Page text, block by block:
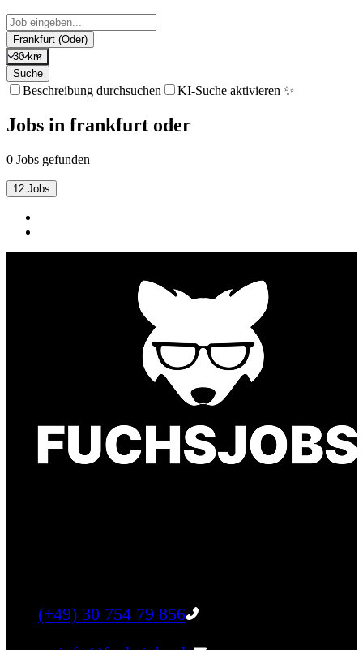
Frankfurt (Oder)
30 km
Suche
Beschreibung durchsuchen KI-Suche aktivieren ✨
Jobs in frankfurt oder
0 Jobs gefunden
12 Jobs
(+49) 30 754 79 856